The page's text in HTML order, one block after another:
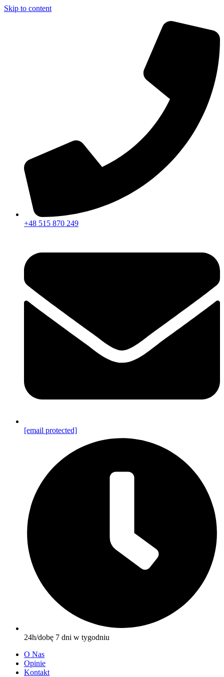
Skip to content
+48 515 870 249
[email protected]
24h/dobę 7 dni w tygodniu
O Nas
Opinie
Kontakt